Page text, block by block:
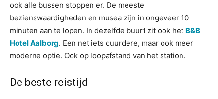
ook alle bussen stoppen er. De meeste
bezienswaardigheden en musea zijn in ongeveer 10
minuten aan te lopen. In dezelfde buurt zit ook het B&B
Hotel Aalborg. Een net iets duurdere, maar ook meer
moderne optie. Ook op loopafstand van het station.
De beste reistijd